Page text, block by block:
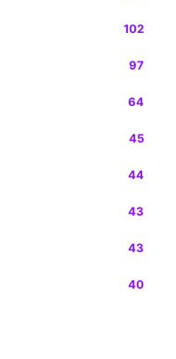
102
97
64
45
44
43
43
40